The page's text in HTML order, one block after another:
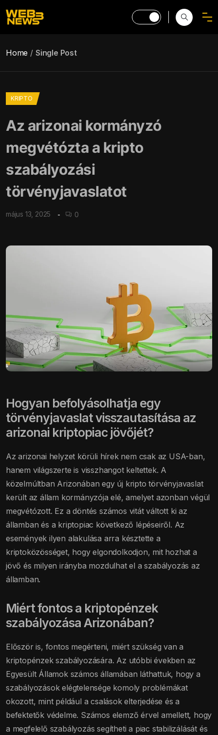
Home Single Post
KRIPTO
Az arizonai kormányzó
megvétózta a kripto
szabályozási
törvényjavaslatot
május 13, 2025 0
Hogyan befolyásolhatja egy
törvényjavaslat visszautasítása az
arizonai kriptopiac jövőjét?
Az arizonai helyzet körüli hírek nem csak az USA-ban,
hanem világszerte is visszhangot keltettek. A
közelmúltban Arizonában egy új kripto törvényjavaslat
került az állam kormányzója elé, amelyet azonban végül
megvétózott. Ez a döntés számos vitát váltott ki az
államban és a kriptopiac következő lépéseiről. Az
események ilyen alakulása arra késztette a
kriptoközösséget, hogy elgondolkodjon, mit hozhat a
jövő és milyen irányba mozdulhat el a szabályozás az
államban.
Miért fontos a kriptopénzek
szabályozása Arizonában?
Először is, fontos megérteni, miért szükség van a
kriptopénzek szabályozására. Az utóbbi években az
Egyesült Államok számos államában láthattuk, hogy a
szabályozások elégtelensége komoly problémákat
okozott, mint például a csalások elterjedése és a
befektetők védelme. Számos elemző érvel amellett, hogy
a megfelelő szabályozás segítheti a piac stabilizálását és